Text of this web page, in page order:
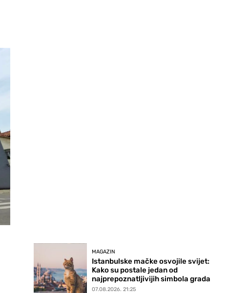
MAGAZIN
Istanbulske mačke osvojile svijet:
Kako su postale jedan od
najprepoznatljivijih simbola grada
07.08.2026. 21:25